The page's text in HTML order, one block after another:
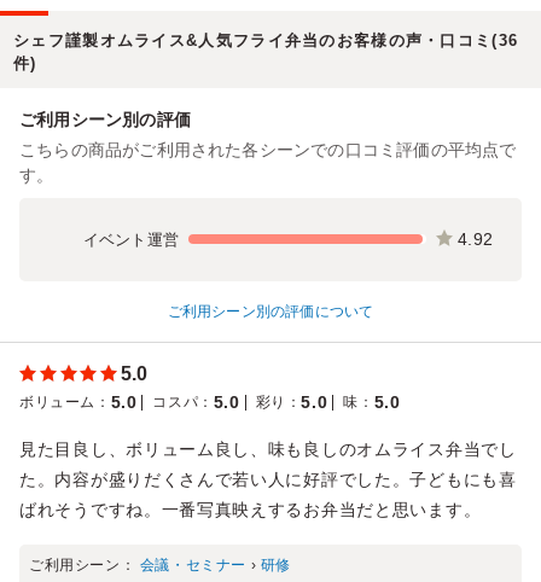
シェフ謹製オムライス&人気フライ弁当のお客様の声・口コミ(36
件)
ご利用シーン別の評価
こちらの商品がご利用された各シーンでの口コミ評価の平均点で
す。
イベント運営 4.92
ご利用シーン別の評価について
5.0
ボリューム ： 5.0 コスパ ： 5.0 彩り ：5.0 味 ： 5.0
見た目良し、ボリューム良し、味も良しのオムライス弁当でし
た。内容が盛りだくさんで若い人に好評でした。子どもにも喜
ばれそうですね。一番写真映えするお弁当だと思います。
ご利用シーン： 会議・セミナー › 研修